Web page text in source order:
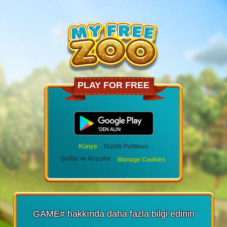
PLAY FOR FREE
Künye
Gizlilik Politikası
Şartlar ve Koşullar
Manage Cookies
GAME# hakkında daha fazla bilgi edinin